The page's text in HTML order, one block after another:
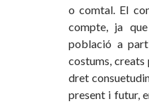
o comtal. El
compte, ja
població a
costums, creats
dret
present i futur,